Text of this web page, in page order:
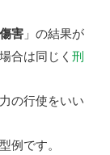
傷害 」の結果が
合は同じく刑
の行使をいい
例です。